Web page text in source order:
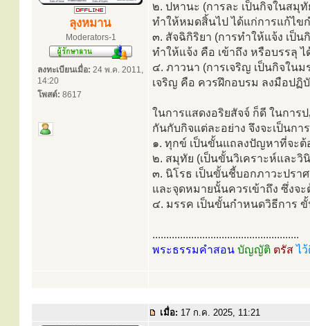
ลุงหมาน
Moderators-1
ลงทะเบียนเมื่อ: 24 พ.ค. 2011,
14:20
โพสต์: 8617
๒. ปหานะ (การละ เป็นกิจในสมุ
ทำให้หมดสิ้นไป ได้แก่การแก้ไ
๓. สัจฉิกิริยา (การทำให้แจ้ง เป็
ทำให้แจ้ง คือ เข้าถึง หรือบรรลุ
๔. ภาวนา (การเจริญ เป็นกิจใน
เจริญ คือ ควรฝึกอบรม ลงมือปฏิ
ในการแสดงอริยสัจจ์ ก็ดี ในกา
กันกับกิจแต่ละอย่าง จึงจะเป็นก
๑. ทุกข์ เป็นขั้นแถลงปัญหาที่จะต้
๒. สมุทัย (เป็นขั้นวิเคราะห์และ
๓. นิโรธ เป็นขั้นชี้บอกภาวะปรา
และจุดหมายนั้นควรเข้าถึง ซึ่งจะ
๔. มรรค เป็นขั้นกำหนดวิธีการ
.....................................................
พระธรรมคำสอน บัญญัติ ตรัสไ
เมื่อ: 17 ก.ค. 2025, 11:21